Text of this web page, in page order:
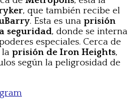
, que también recibe el
. Esta es una prisión
seguridad, donde se interna
especiales. Cerca de
la prisión de Iron Heights,
según la peligrosidad de